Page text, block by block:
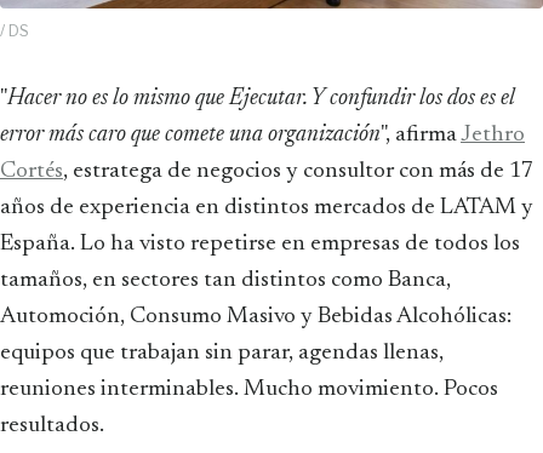
/ DS
"Hacer no es lo mismo que Ejecutar. Y confundir los dos es el
error más caro que comete una organización", afirmaJethro
Cortés, estratega de negocios y consultor con más de 17
años de experiencia en distintos mercados de LATAM y
España. Lo ha visto repetirse en empresas de todos los
tamaños, en sectores tan distintos como Banca,
Automoción, Consumo Masivo y Bebidas Alcohólicas:
equipos que trabajan sin parar, agendas llenas,
reuniones interminables. Mucho movimiento. Pocos
resultados.